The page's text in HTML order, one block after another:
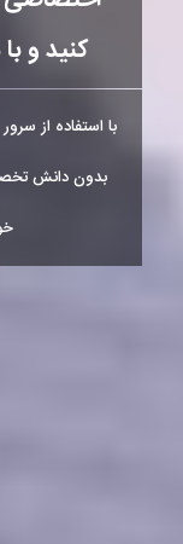
کنید و
با استفاده از
بدون دانش